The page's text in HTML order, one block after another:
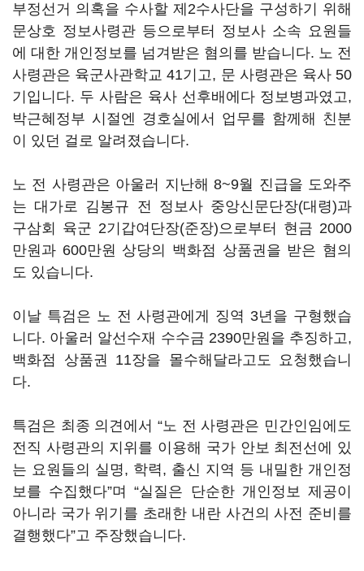
부정선거 의혹을 수사할 제2수사단을 구성하기 위해
문상호 정보사령관 등으로부터 정보사 소속 요원들
에 대한 개인정보를 넘겨받은 혐의를 받습니다. 노 전
사령관은 육군사관학교 41기고, 문 사령관은 육사 50
기입니다. 두 사람은 육사 선후배에다 정보병과였고,
박근혜정부 시절엔 경호실에서 업무를 함께해 친분
이 있던 걸로 알려졌습니다.
노 전 사령관은 아울러 지난해 8~9월 진급을 도와주
는 대가로 김봉규 전 정보사 중앙신문단장(대령)과
구삼회 육군 2기갑여단장(준장)으로부터 현금 2000
만원과 600만원 상당의 백화점 상품권을 받은 혐의
도 있습니다.
이날 특검은 노 전 사령관에게 징역 3년을 구형했습
니다. 아울러 알선수재 수수금 2390만원을 추징하고,
백화점 상품권 11장을 몰수해달라고도 요청했습니
다.
특검은 최종 의견에서 “노 전 사령관은 민간인임에도
전직 사령관의 지위를 이용해 국가 안보 최전선에 있
는 요원들의 실명, 학력, 출신 지역 등 내밀한 개인정
보를 수집했다”며 “실질은 단순한 개인정보 제공이
아니라 국가 위기를 초래한 내란 사건의 사전 준비를
결행했다”고 주장했습니다.